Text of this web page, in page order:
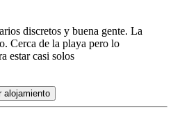
discretos y buena gente. La
Cerca de la playa pero lo
estar casi solos
alojamiento